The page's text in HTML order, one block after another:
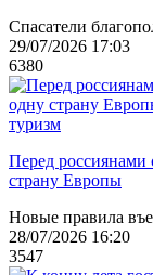
Спасатели
29/07/2026 17:03
6380
туризм
Перед россиянами
страну Европы
Новые правила
28/07/2026 16:20
3547